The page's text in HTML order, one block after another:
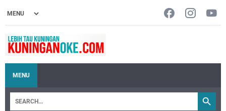
MENU